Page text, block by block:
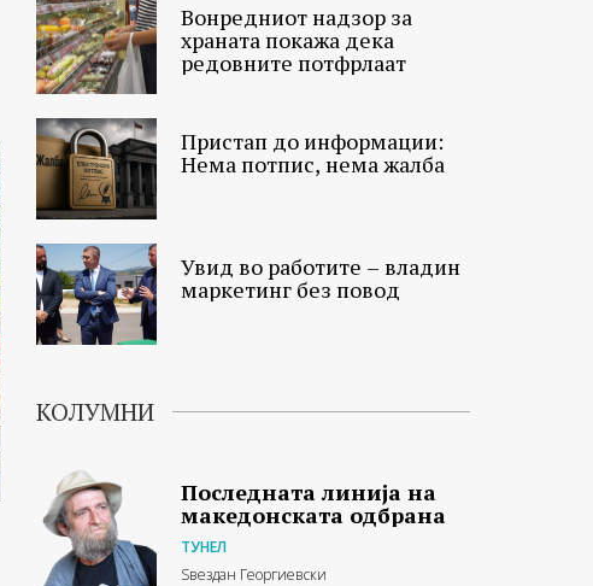
Вонредниот надзор за
храната покажа дека
редовните потфрлаат
Пристап до информации:
Нема потпис, нема жалба
Увид во работите – владин
маркетинг без повод
КОЛУМНИ
Последната линија на
македонската одбрана
ТУНЕЛ
Ѕвездан Георгиевски